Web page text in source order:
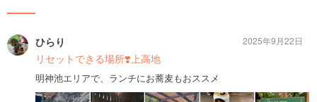
ひらり
リセットできる場所❣️上高地
明神池エリアで、ランチにお蕎麦もおススメ
2025年9月22日